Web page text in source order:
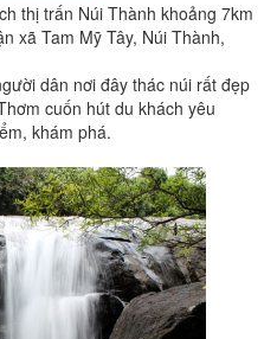
thị trấn Núi Thành khoảng 7km
xã Tam Mỹ Tây, Núi Thành,
dân nơi đây thác núi rất đẹp
cuốn hút du khách yêu
khám phá.